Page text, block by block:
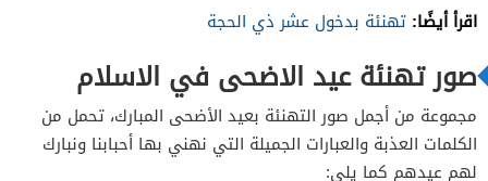
اقرأ أيضًا: تهنئة بدخول عشر ذي الحجة
صور تهنئة عيد الاضحى في الاسلام
مجموعة من أجمل صور التهنئة بعيد الأضحى المبارك، تحمل من
الكلمات العذبة والعبارات الجميلة التي نهني بها أحبابنا ونبارك
لهم عيدهم كما يلي: